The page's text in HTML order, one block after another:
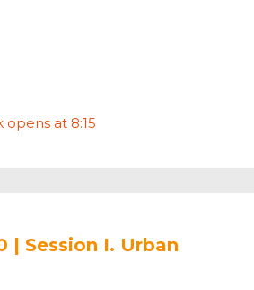
opens at 8:15
| Session I. Urban